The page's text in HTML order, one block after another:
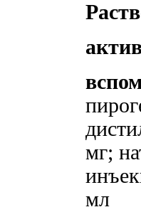
мг;
мл